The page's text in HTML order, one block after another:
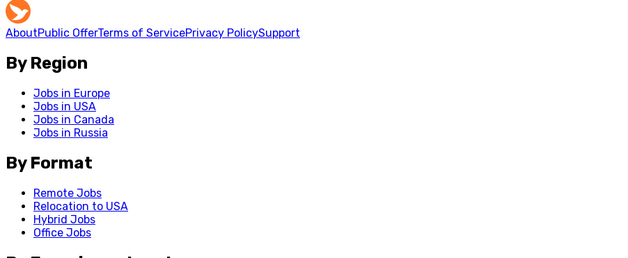
AboutPublic OfferTerms of ServicePrivacy PolicySupport
By Region
Jobs in Europe
Jobs in USA
Jobs in Canada
Jobs in Russia
By Format
Remote Jobs
Relocation to USA
Hybrid Jobs
Office Jobs